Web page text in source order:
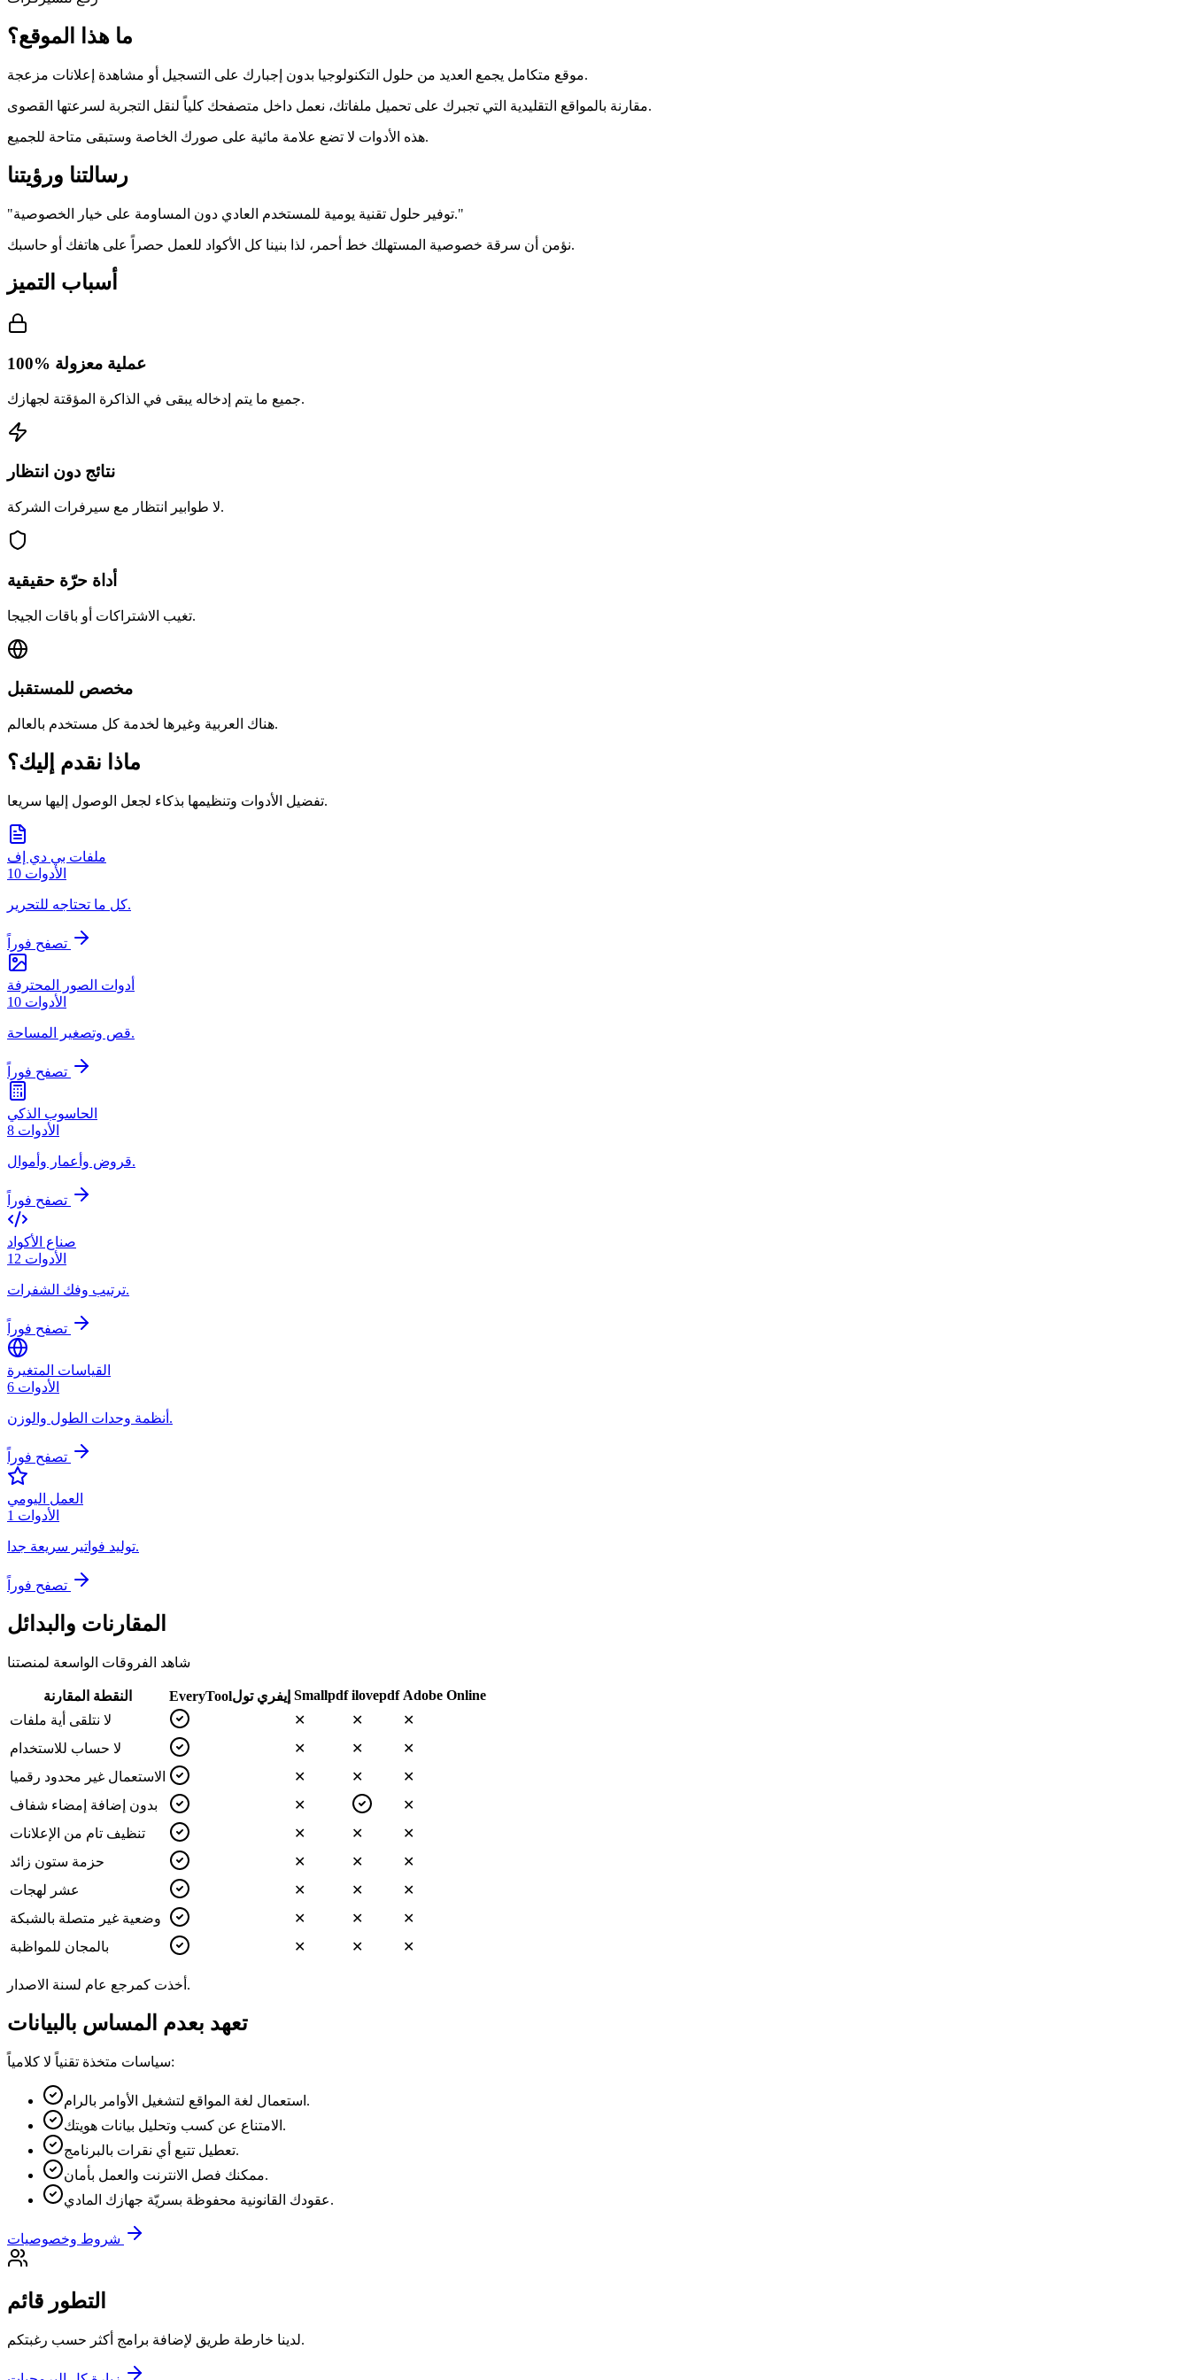
ما هذا الموقع؟
موقع متكامل يجمع العديد من حلول التكنولوجيا بدون إجبارك على التسجيل أو مشاهدة إعلانات مزعجة.
مقارنة بالمواقع التقليدية التي تجبرك على تحميل ملفاتك، نعمل داخل متصفحك كلياً لنقل التجربة لسرعتها القصوى.
هذه الأدوات لا تضع علامة مائية على صورك الخاصة وستبقى متاحة للجميع.
رسالتنا ورؤيتنا
" توفير حلول تقنية يومية للمستخدم العادي دون المساومة على خيار الخصوصية."
نؤمن أن سرقة خصوصية المستهلك خط أحمر، لذا بنينا كل الأكواد للعمل حصراً على هاتفك أو حاسبك.
أسباب التميز
عملية معزولة %100
جميع ما يتم إدخاله يبقى في الذاكرة المؤقتة لجهازك.
نتائج دون انتظار
لا طوابير انتظار مع سيرفرات الشركة.
أداة حرّة حقيقية
تغيب الاشتراكات أو باقات الجيجا.
مخصص للمستقبل
هناك العربية وغيرها لخدمة كل مستخدم بالعالم.
ماذا نقدم إليك؟
تفضيل الأدوات وتنظيمها بذكاء لجعل الوصول إليها سريعا.
ملفات بي دي إف
10 الأدوات
كل ما تحتاجه للتحرير.
تصفح فوراً
أدوات الصور المحترفة
10 الأدوات
قص وتصغير المساحة.
تصفح فوراً
الحاسوب الذكي
8 الأدوات
قروض وأعمار وأموال.
تصفح فوراً
صناع الأكواد
12 الأدوات
ترتيب وفك الشفرات.
تصفح فوراً
القياسات المتغيرة
6 الأدوات
أنظمة وحدات الطول والوزن.
تصفح فوراً
العمل اليومي
1 الأدوات
توليد فواتير سريعة جدا.
تصفح فوراً
المقارنات والبدائل
شاهد الفروقات الواسعة لمنصتنا
النقطة المقارنة EveryToolإيفري تول Smallpdf ilovepdf Adobe Online
لا نتلقى أية ملفات
✕ ✕
✕
لا حساب للاستخدام
✕ ✕
✕
الاستعمال غير محدود رقميا
✕ ✕
✕
بدون إضافة إمضاء شفاف
✕
✕
تنظيف تام من الإعلانات
✕ ✕
✕
حزمة ستون زائد
✕ ✕
✕
عشر لهجات
✕ ✕
✕
وضعية غير متصلة بالشبكة
✕ ✕
✕
بالمجان للمواظبة
✕ ✕ ✕
أخذت كمرجع عام لسنة الاصدار.
تعهد بعدم المساس بالبيانات
سياسات متخذة تقنياً لا كلامياً:
استعمال لغة المواقع لتشغيل الأوامر بالرام.
الامتناع عن كسب وتحليل بيانات هويتك.
تعطيل تتبع أي نقرات بالبرنامج.
ممكنك فصل الانترنت والعمل بأمان.
عقودك القانونية محفوظة بسريّة جهازك المادي.
شروط وخصوصيات
التطور قائم
لدينا خارطة طريق لإضافة برامج أكثر حسب رغبتكم.